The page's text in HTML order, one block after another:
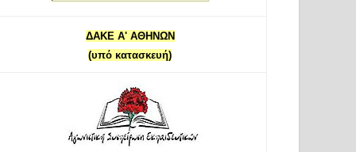
ΔΑΚΕ Α' ΑΘΗΝΩΝ
(υπό κατασκευή)